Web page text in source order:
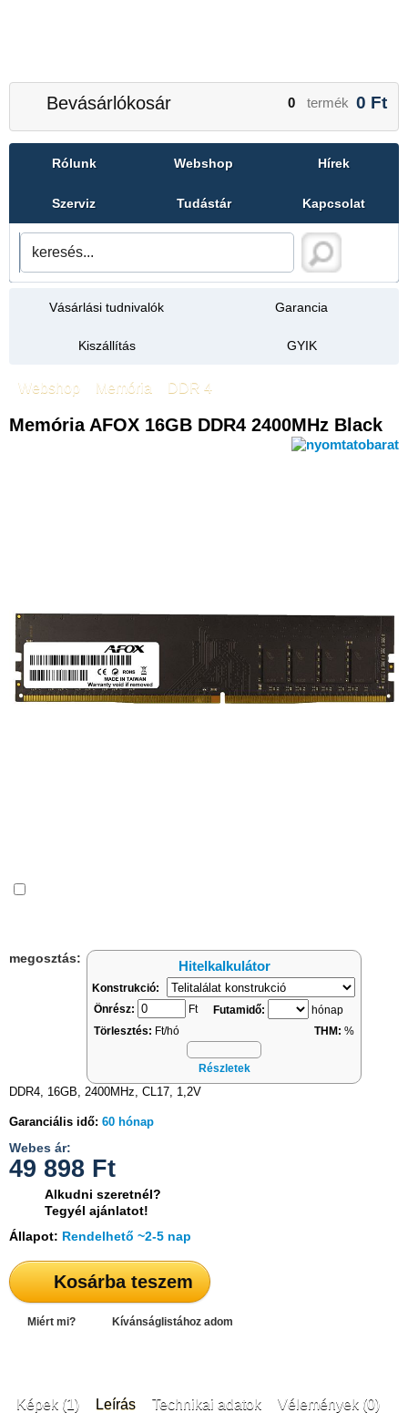
Bevásárlókosár 0 termék 0 Ft
Rólunk Webshop Hírek
Szerviz Tudástár Kapcsolat
Vásárlási tudnivalók Garancia
Kiszállítás GYIK
Webshop Memória DDR 4
Memória AFOX 16GB DDR4 2400MHz Black
megosztás:
Hitelkalkulátor
Konstrukció:
Önrész:
Ft Futamidő:
hónap
Törlesztés: Ft/hó THM: %
Részletek
DDR4, 16GB, 2400MHz, CL17, 1,2V
Garanciális idő: 60 hónap
Webes ár:
49 898 Ft
Alkudni szeretnél?
Tegyél ajánlatot!
Állapot: Rendelhető ~2-5 nap
Kosárba teszem
Miért mi? Kívánságlistához adom
Képek (1) Leírás Technikai adatok Vélemények (0)